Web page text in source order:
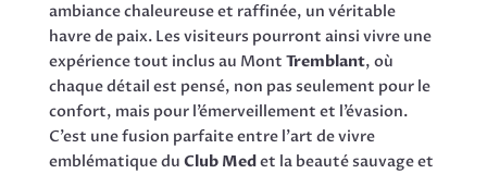
ambiance chaleureuse et raffinée, un véritable
havre de paix. Les visiteurs pourront ainsi vivre une
expérience tout inclus au Mont Tremblant, où
chaque détail est pensé, non pas seulement pour le
confort, mais pour l’émerveillement et l’évasion.
C’est une fusion parfaite entre l’art de vivre
emblématique du Club Medet la beauté sauvage et